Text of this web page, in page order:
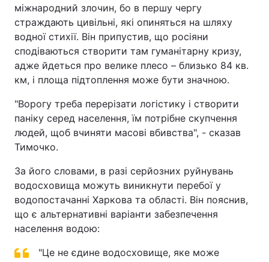
міжнародний злочин, бо в першу чергу
страждають цивільні, які опиняться на шляху
водної стихії. Він припустив, що росіяни
сподіваються створити там гуманітарну кризу,
адже йдеться про велике плесо – близько 84 кв.
км, і площа підтоплення може бути значною.
"Ворогу треба перерізати логістику і створити
паніку серед населення, їм потрібне скупчення
людей, щоб вчиняти масові вбивства", - сказав
Тимочко.
За його словами, в разі серйозних руйнувань
водосховища можуть виникнути перебої у
водопостачанні Харкова та області. Він пояснив,
що є альтернативні варіанти забезпечення
населення водою:
"Це не єдине водосховище, яке може